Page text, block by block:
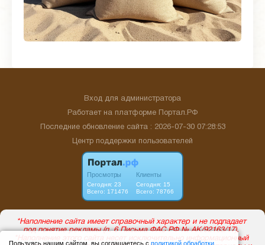
Пользуясь нашим сайтом, вы соглашаетесь с политикой обработки
Вход для администратора
Работает на платформе
Портал.РФ
Последние обновление сайта : 2026-07-30 07:28:53
Центр поддержки пользователей